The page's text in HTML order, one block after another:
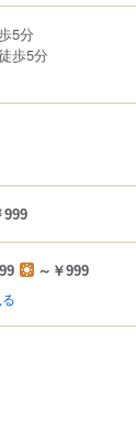
5分
歩5分
999
～￥999